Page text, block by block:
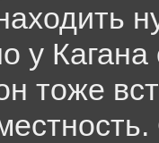
у
тоже